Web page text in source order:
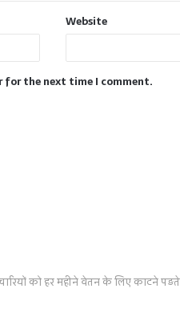
Website
for the next time I comment.